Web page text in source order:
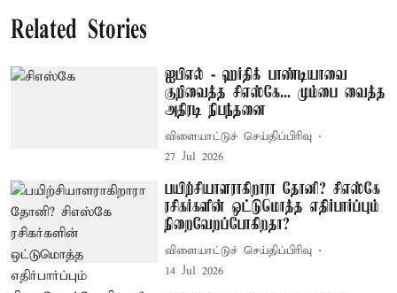
Related Stories
ஐபிஎல் - ஹர்திக் பாண்டியாவை
குறிவைத்த சிஎஸ்கே... மும்பை வைத்த
அதிரடி நிபந்தனை
விளையாட்டுச் செய்திப்பிரிவு
27 Jul 2026
பயிற்சியாளராகிறாரா தோனி? சிஎஸ்கே
ரசிகர்களின் ஒட்டுமொத்த எதிர்பார்ப்பும்
நிறைவேறப்போகிறதா?
விளையாட்டுச் செய்திப்பிரிவு
14 Jul 2026